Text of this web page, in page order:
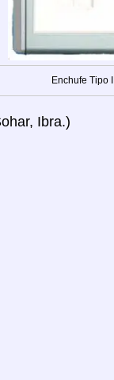
Enchufe Tipo I
Ibra.)